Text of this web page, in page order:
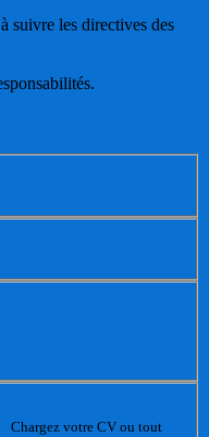
suivre les directives des
Chargez votre CV ou tout